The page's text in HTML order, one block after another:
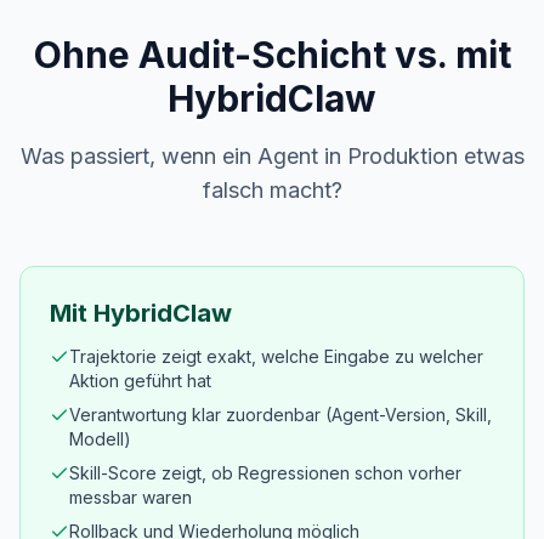
Ohne Audit-Schicht vs. mit
HybridClaw
Was passiert, wenn ein Agent in Produktion etwas
falsch macht?
Mit HybridClaw
Trajektorie zeigt exakt, welche Eingabe zu welcher
Aktion geführt hat
Verantwortung klar zuordenbar (Agent-Version, Skill,
Modell)
Skill-Score zeigt, ob Regressionen schon vorher
messbar waren
Rollback und Wiederholung möglich